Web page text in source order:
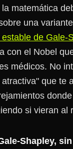
matemática
una
de Gale-
con el Nobel
médicos. No
atractiva" que te
donde
si vieran al
Shapley,